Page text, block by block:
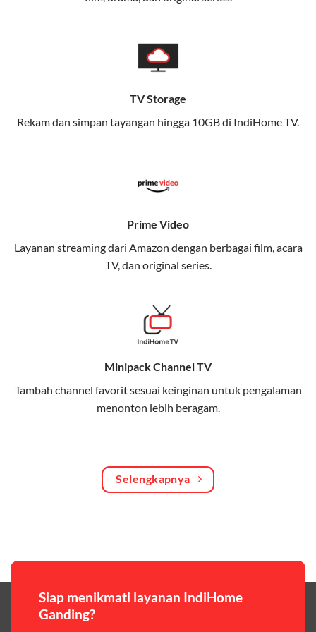
memungkinkan Anda menikmati internet cepat baik
Dengan Telkomsel One, Anda tidak terikat pada satu
teknologi jaringan tertentu, sehingga bisa menikmati
fleksibilitas dan kenyamanan maksimal.
Keunggulan Telkomsel One
streaming, gaming, dan bekerja dari rumah.
Memudahkan Anda dalam mengelola jaringan dan
meningkatkan keamanan.
Bagikan kuota internet hingga 30 GB dengan anggota
keluarga atau teman secara praktis.
One Bill System
Tagihan internet rumah dan kuota keluarga digabung
dalam satu pembayaran.
Hemat biaya dengan paket internet berkualitas tinggi
premium,berikut ulasan singkatnya:
Paket Easy
TV Storage
Rekam dan simpan tayangan hingga 10GB di IndiHome TV.
Prime Video
Layanan streaming dari Amazon dengan berbagai film, acara
TV, dan original series.
Minipack Channel TV
Tambah channel favorit sesuai keinginan untuk pengalaman
menonton lebih beragam.
Selengkapnya
Siap menikmati layanan IndiHome
Ganding?